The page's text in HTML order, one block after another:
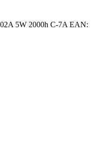
5W 2000h C-7A EAN: